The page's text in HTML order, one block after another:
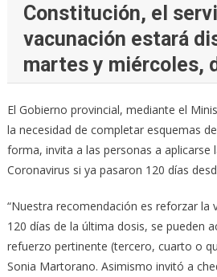
Constitución, el
vacunación estará
martes y miércoles,
El Gobierno provincial, mediante el
la necesidad de completar esquemas
forma, invita a las personas a aplicarse
Coronavirus si ya pasaron 120 días
“Nuestra recomendación es reforzar la
120 días de la última dosis, se pueden
refuerzo pertinente (tercero, cuarto o
Sonia Martorano. Asimismo invitó a